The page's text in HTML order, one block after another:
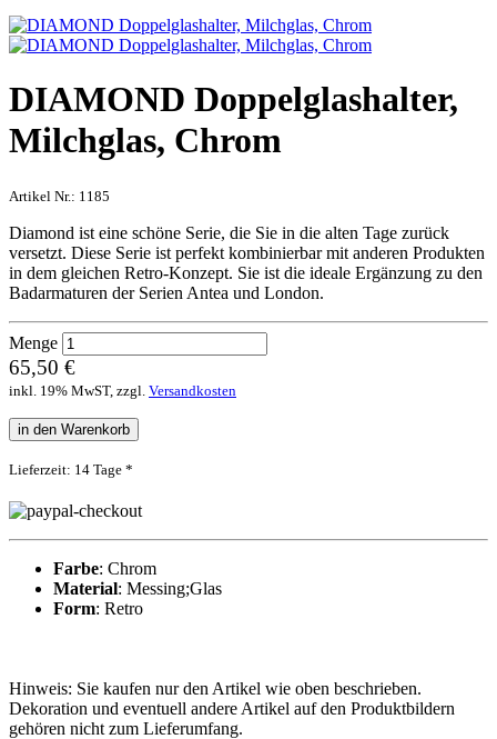
DIAMOND Doppelglashalter,
Milchglas, Chrom
Artikel Nr.: 1185
Diamond ist eine schöne Serie, die Sie in die alten Tage zurück
versetzt. Diese Serie ist perfekt kombinierbar mit anderen Produkten
in dem gleichen Retro-Konzept. Sie ist die ideale Ergänzung zu den
Badarmaturen der Serien Antea und London.
Menge
65,50 €
inkl. 19% MwST, zzgl. Versandkosten
in den Warenkorb
Lieferzeit: 14 Tage *
Farbe: Chrom
Material: Messing;Glas
Form: Retro
Hinweis: Sie kaufen nur den Artikel wie oben beschrieben.
Dekoration und eventuell andere Artikel auf den Produktbildern
gehören nicht zum Lieferumfang.